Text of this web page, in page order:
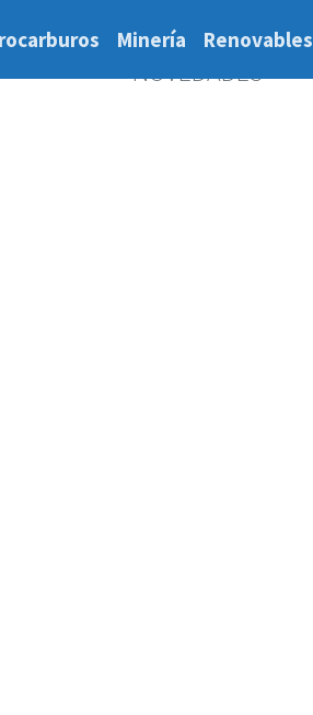
Minería Renovables
NOVEDADES